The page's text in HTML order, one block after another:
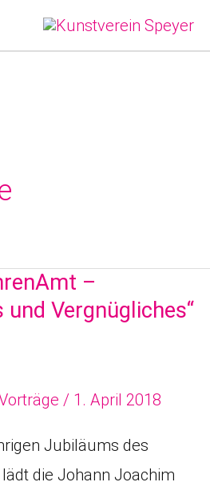
–
und Vergnügliches“
/ 1. April 2018
Jubiläums des
die Johann Joachim